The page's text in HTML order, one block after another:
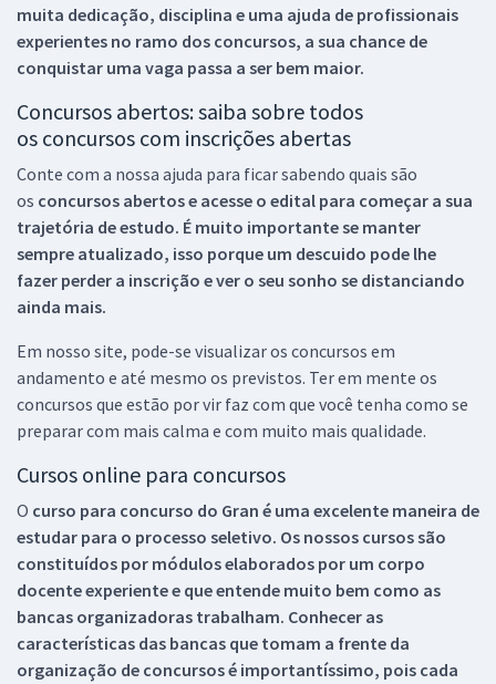
muita dedicação, disciplina e uma ajuda de profissionais
experientes no ramo dos concursos, a sua chance de
conquistar uma vaga passa a ser bem maior.
Concursos abertos: saiba sobre todos
os concursos com inscrições abertas
Conte com a nossa ajuda para ficar sabendo quais são
os concursos abertos e acesse o edital para começar a sua
trajetória de estudo. É muito importante se manter
sempre atualizado, isso porque um descuido pode lhe
fazer perder a inscrição e ver o seu sonho se distanciando
ainda mais.
Em nosso site, pode-se visualizar os concursos em
andamento e até mesmo os previstos. Ter em mente os
concursos que estão por vir faz com que você tenha como se
preparar com mais calma e com muito mais qualidade.
Cursos online para concursos
O curso para concurso do Gran é uma excelente maneira de
estudar para o processo seletivo. Os nossos cursos são
constituídos por módulos elaborados por um corpo
docente experiente e que entende muito bem como as
bancas organizadoras trabalham. Conhecer as
características das bancas que tomam a frente da
organização de concursos é importantíssimo, pois cada